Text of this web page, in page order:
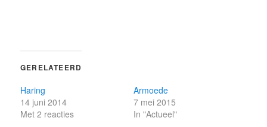
GERELATEERD
Haring
14 juni 2014
Met 2 reacties
Armoede
7 mei 2015
In "Actueel"